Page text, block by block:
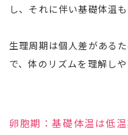
し、それに伴い基礎体温も
生理周期は個人差がある
で、体のリズムを理解しや
卵胞期：基礎体温は低